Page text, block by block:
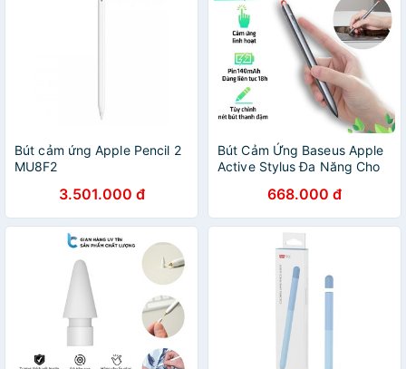
Bút cảm ứng Apple Pencil 2
MU8F2
3.501.000 đ
Bút Cảm Ứng Baseus Apple
Active Stylus Đa Năng Cho
iPad Pencil 2668.000 đ